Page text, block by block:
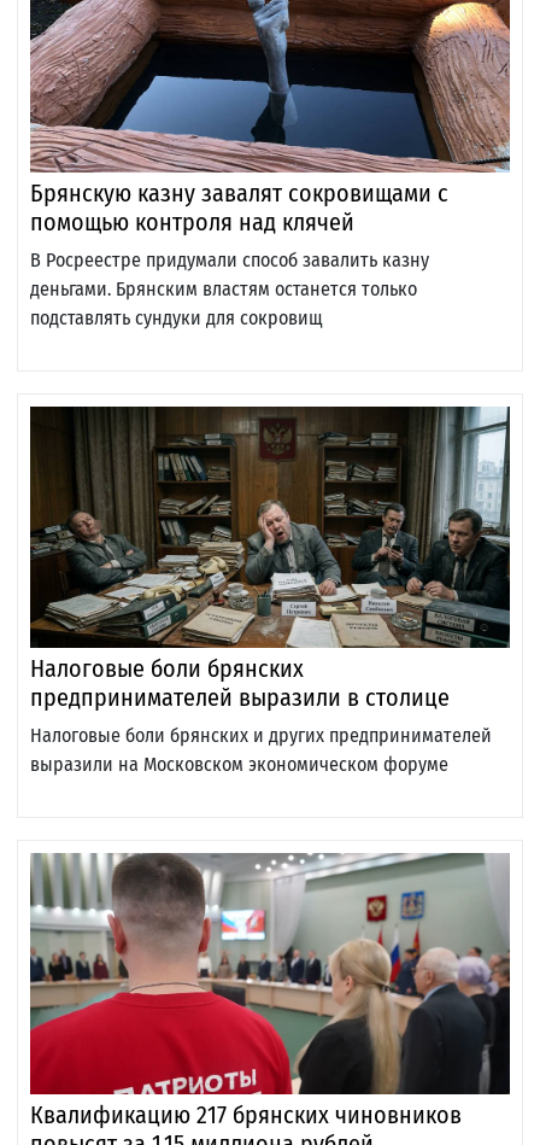
Брянскую казну завалят сокровищами с
помощью контроля над клячей
В Росреестре придумали способ завалить казну
деньгами. Брянским властям останется только
подставлять сундуки для сокровищ
Налоговые боли брянских
предпринимателей выразили в столице
Налоговые боли брянских и других предпринимателей
выразили на Московском экономическом форуме
Квалификацию 217 брянских чиновников